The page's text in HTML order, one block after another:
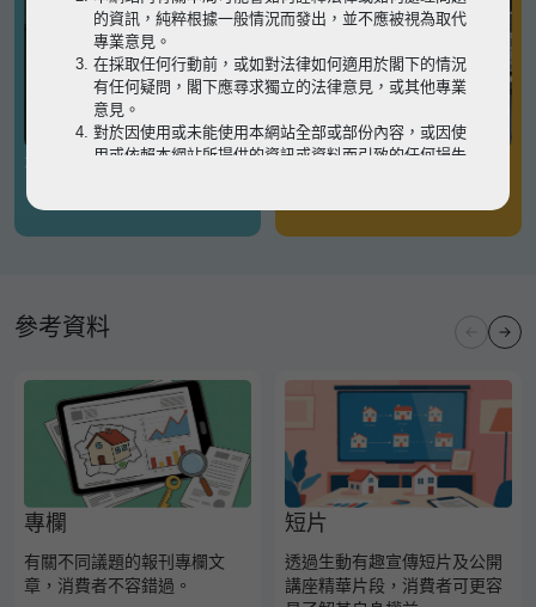
有關凶宅
參考資料
專欄
有關不同議題的報刊專欄文
章，消費者不容錯過。
短片
透過生動有趣宣傳短片及公開
講座精華片段，消費者可更容
的資訊，純粹根據一般情況而發出，並不應被視為取代
專業意見。
在採取任何行動前，或如對法律如何適用於閣下的情況
有任何疑問，閣下應尋求獨立的法律意見，或其他專業
意見。
對於因使用或未能使用本網站全部或部份內容，或因使
用或依賴本網站所提供的資訊或資料而引致的任何損失
瀏覽以細閱本網站使用條款的完整版本。如有任